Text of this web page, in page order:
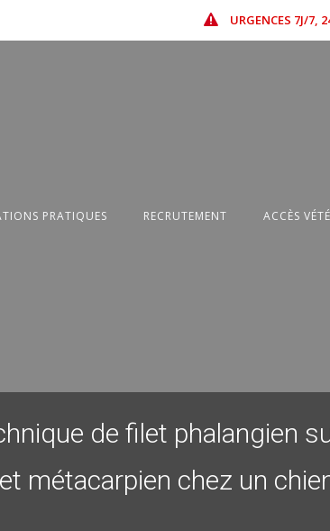
URGENCES 7J/7,
PRATIQUES RECRUTEMENT ACCÈS
de filet phalangien
métacarpien chez un